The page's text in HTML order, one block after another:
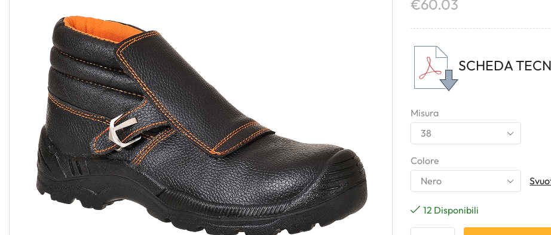
€60.03
SCHEDA
Misura
Colore
12 Disponibili